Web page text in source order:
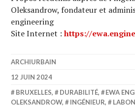
Oleksandrow, fondateur et
engineering
Site Internet :https://
ARCHIURBAIN
12 JUIN 2024
BRUXELLES, DURABILITÉ, EWA
OLEKSANDROW, INGÉNIEUR,